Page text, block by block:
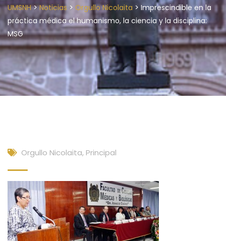
UMSNH>Noticias > Orgullo Nicolaita >Imprescindible en la
práctica médica el humanismo, la ciencia y la disciplina:
MSG
Orgullo Nicolaita, Principal